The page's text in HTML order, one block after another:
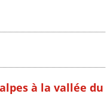
à la vallée du